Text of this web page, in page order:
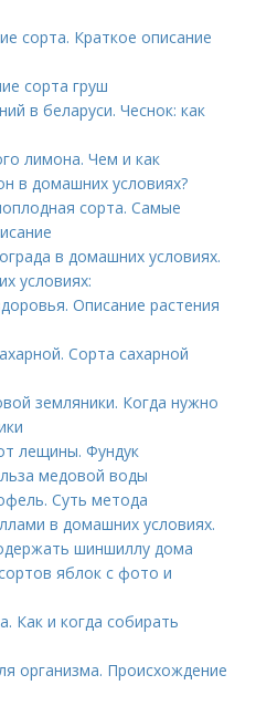
сорта. Краткое описание
сорта груш
в беларуси. Чеснок: как
лимона. Чем и как
в домашних условиях?
сорта. Самые
в домашних условиях.
условиях:
Описание растения
Сорта сахарной
земляники. Когда нужно
лещины. Фундук
медовой воды
Суть метода
в домашних условиях.
шиншиллу дома
яблок с фото и
Как и когда собирать
организма. Происхождение